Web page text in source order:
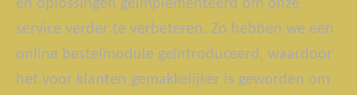
en oplossingen geïmplementeerd om onze
service verder te verbeteren. Zo hebben we een
online bestelmodule geïntroduceerd, waardoor
het voor klanten gemakkelijker is geworden om